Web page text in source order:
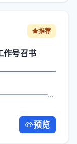
推荐
作号召书
预览